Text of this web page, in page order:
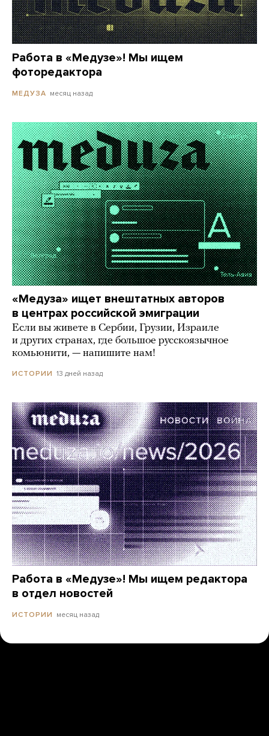
Работа в «Медузе»! Мы ищем
фоторедактора
МЕДУЗА месяц назад
«Медуза» ищет внештатных авторов
в центрах российской эмиграции
Если вы живете в Сербии, Грузии, Израиле
и других странах, где большое русскоязычное
комьюнити, — напишите нам!
ИСТОРИИ 13 дней назад
Работа в «Медузе»! Мы ищем редактора
в отдел новостей
ИСТОРИИ месяц назад